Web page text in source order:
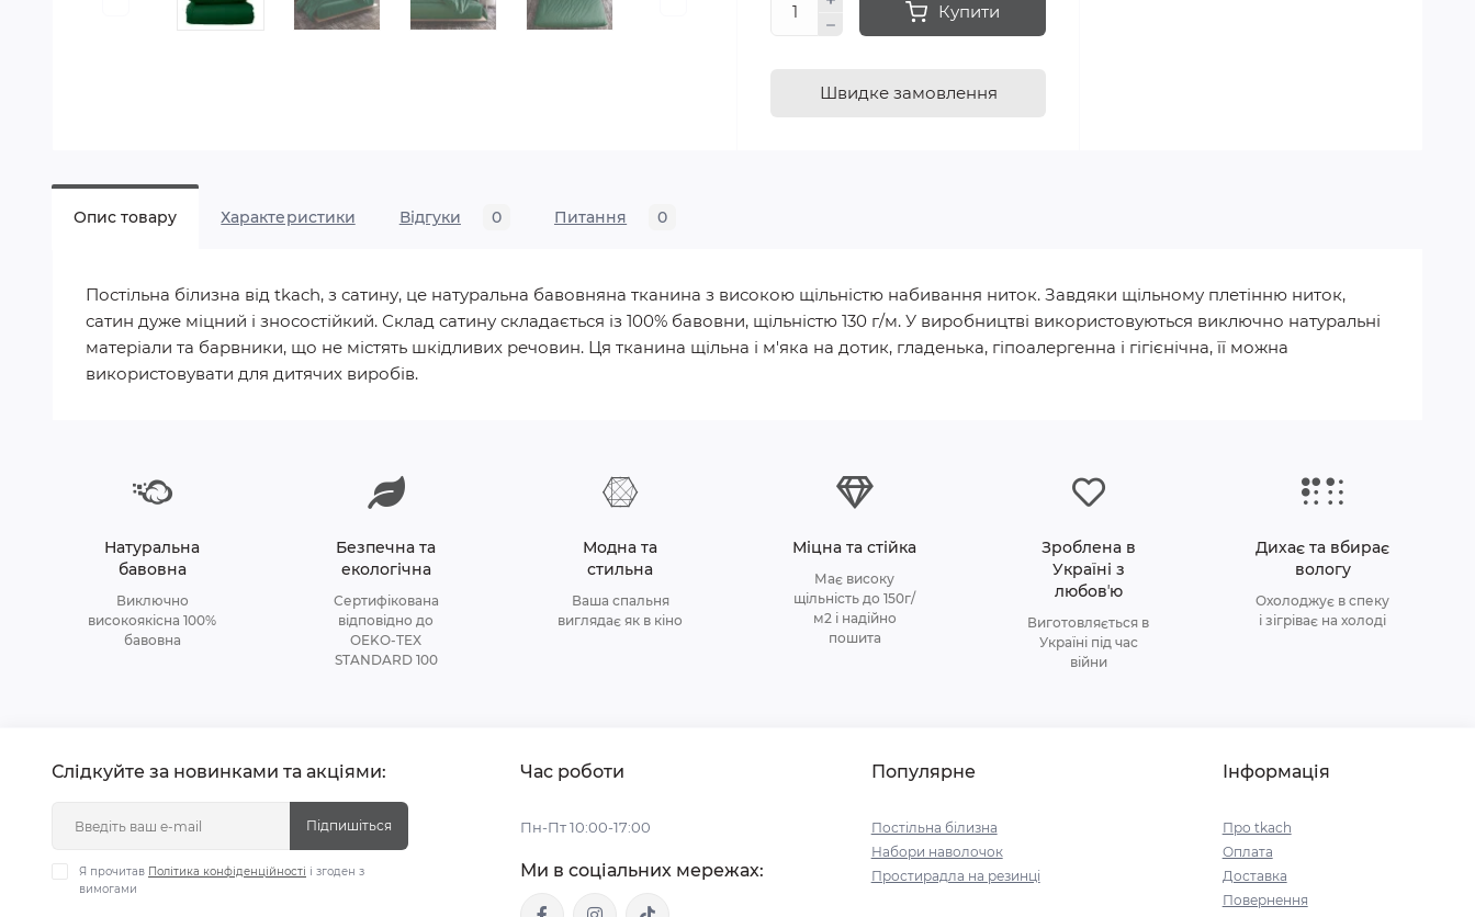
Купити
Швидке замовлення
Опис товару Характеристики Відгуки 0 Питання 0
Постільна білизна від tkach, з сатину, це натуральна бавовняна тканина з високою щільністю набивання ниток. Завдяки щільному плетінню ниток,
сатин дуже міцний і зносостійкий. Склад сатину складається із 100% бавовни, щільністю 130 г/м. У виробництві використовуються виключно натуральні
матеріали та барвники, що не містять шкідливих речовин. Ця тканина щільна і м'яка на дотик, гладенька, гіпоалергенна і гігієнічна, її можна
використовувати для дитячих виробів.
Натуральна
бавовна
Виключно
високоякісна 100%
бавовна
Безпечна та
екологічна
Сертифікована
відповідно до
OEKO-TEX
STANDARD 100
Модна та
стильна
Ваша спальня
виглядає як в кіно
Міцна та стійка
Має високу
щільність до 150г/
м2 і надійно
пошита
Зроблена в
Україні з
любовʼю
Виготовляється в
Україні під час
війни
Дихає та вбирає
вологу
Охолоджує в спеку
і зігріває на холоді
Слідкуйте за новинками та акціями:
Підпишіться
Я прочитав Політика конфіденційності і згоден з
вимогами
Час роботи
Пн-Пт 10:00-17:00
Ми в соціальних мережах:
Популярне
Постільна білизна
Набори наволочок
Простирадла на резинці
Інформація
Про tkach
Оплата
Доставка
Повернення